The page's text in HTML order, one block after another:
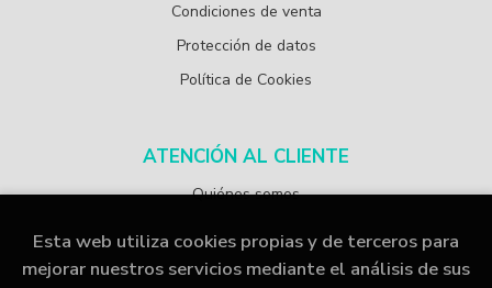
Condiciones de venta
Protección de datos
Política de Cookies
ATENCIÓN AL CLIENTE
Quiénes somos
Esta web utiliza cookies propias y de terceros para
mejorar nuestros servicios mediante el análisis de sus